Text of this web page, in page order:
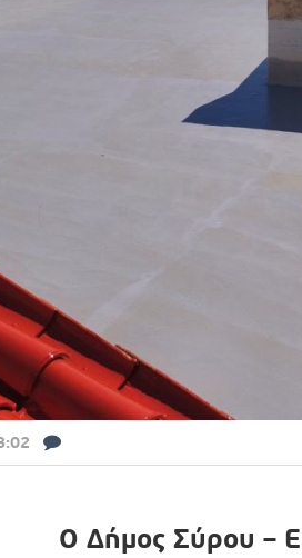
Ο Δήμος Σύρου –